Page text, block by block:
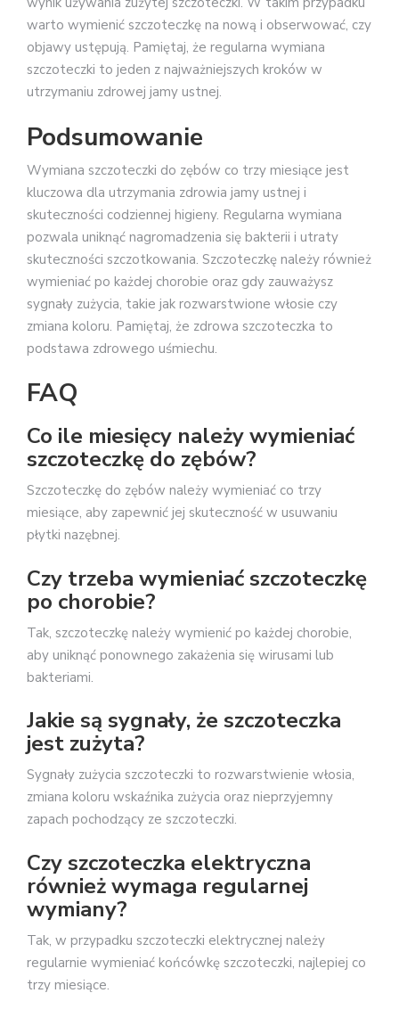
warto wymienić szczoteczkę na nową i obserwować, czy
objawy ustępują. Pamiętaj, że regularna wymiana
szczoteczki to jeden z najważniejszych kroków w
utrzymaniu zdrowej jamy ustnej.
Podsumowanie
Wymiana szczoteczki do zębów co trzy miesiące jest
kluczowa dla utrzymania zdrowia jamy ustnej i
skuteczności codziennej higieny. Regularna wymiana
pozwala uniknąć nagromadzenia się bakterii i utraty
skuteczności szczotkowania. Szczoteczkę należy również
wymieniać po każdej chorobie oraz gdy zauważysz
sygnały zużycia, takie jak rozwarstwione włosie czy
zmiana koloru. Pamiętaj, że zdrowa szczoteczka to
podstawa zdrowego uśmiechu.
FAQ
Co ile miesięcy należy wymieniać
szczoteczkę do zębów?
Szczoteczkę do zębów należy wymieniać co trzy
miesiące, aby zapewnić jej skuteczność w usuwaniu
płytki nazębnej.
Czy trzeba wymieniać szczoteczkę
po chorobie?
Tak, szczoteczkę należy wymienić po każdej chorobie,
aby uniknąć ponownego zakażenia się wirusami lub
bakteriami.
Jakie są sygnały, że szczoteczka
jest zużyta?
Sygnały zużycia szczoteczki to rozwarstwienie włosia,
zmiana koloru wskaźnika zużycia oraz nieprzyjemny
zapach pochodzący ze szczoteczki.
Czy szczoteczka elektryczna
również wymaga regularnej
wymiany?
Tak, w przypadku szczoteczki elektrycznej należy
regularnie wymieniać końcówkę szczoteczki, najlepiej co
trzy miesiące.